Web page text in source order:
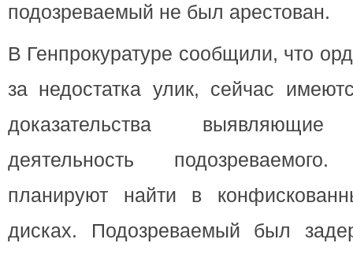
подозреваемый не был арестован.
В Генпрокуратуре сообщили, что
за недостатка улик, сейчас
доказательства выявляющие
деятельность
планируют найти в
дисках. Подозреваемый был